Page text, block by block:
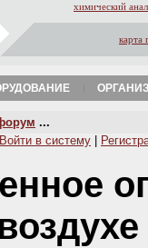
химический
карта
...
Войти в систему